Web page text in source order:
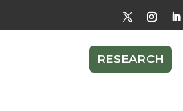
RESEARCH